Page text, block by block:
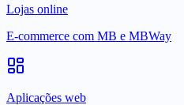
Lojas online
E-commerce com MB e MBWay
Aplicações web